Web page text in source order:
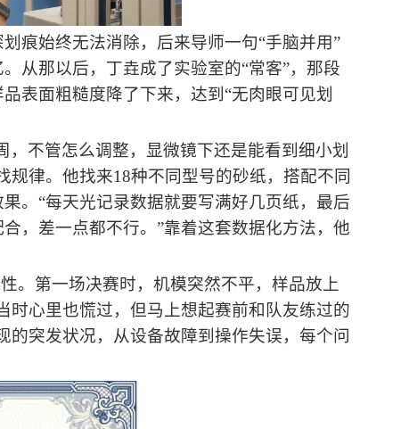
痕始终无法消除， 后来导师一句“手脑并用”
从那以后，丁垚成了实验室的“常客”， 那段
表面粗糙度降了下来，达到“无肉眼可见划
不管怎么调整，显微镜下还是能看到细小划
律。他找来18种不同型号的砂纸，搭配不同
。“每天光记录数据就要写满好几页纸，最后
，差一点都不行。”靠着这套数据化方法，他
。第一场决赛时，机模突然不平，样品放上
时心里也慌过，但马上想起赛前和队友练过的
的突发状况，从设备故障到操作失误，每个问